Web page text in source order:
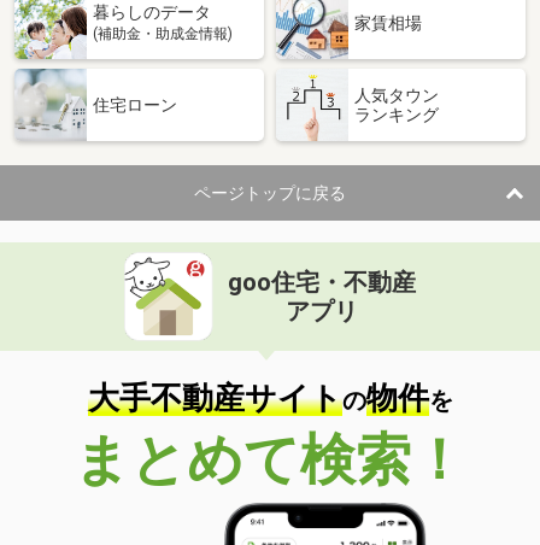
暮らしのデータ
(補助金・助成金情報)
家賃相場
住宅ローン
人気タウン
ランキング
ページトップに戻る
goo住宅・不動産
アプリ
大手不動産サイトの物件を
まとめて検索！